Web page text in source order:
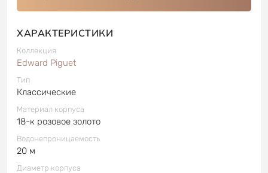
ХАРАКТЕРИСТИКИ
Коллекция
Edward Piguet
Тип
Классические
Материал корпуса
18-к розовое золото
Водонепроницаемость
20 м
Диаметр корпуса